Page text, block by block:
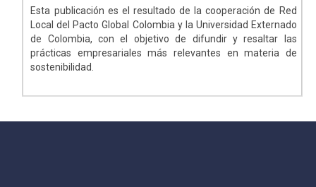
Esta publicación es el resultado de la cooperación de Red
Local del Pacto Global Colombia y la Universidad Externado
de Colombia, con el objetivo de difundir y resaltar las
prácticas empresariales más relevantes en materia de
sostenibilidad.